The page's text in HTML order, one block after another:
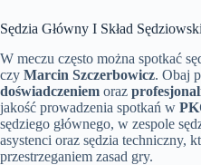
Sędzia Główny I Skład Sędziowski
W meczu często można spotkać
czy Marcin Szczerbowicz. Obaj
doświadczeniem oraz
jakość prowadzenia spotkań w
sędziego głównego, w zespole
asystenci oraz sędzia techniczny,
przestrzeganiem zasad gry.